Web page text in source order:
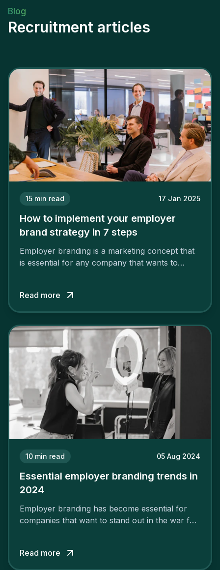
Blog
Recruitment articles
15 min read 17 Jan 2025
How to implement your employer
brand strategy in 7 steps
Employer branding is a marketing concept that
is essential for any company that wants to
solid and positive employer brand are clear, you
cannot simply wave a magic wand for it to be
Read more
10 min read 05 Aug 2024
Essential employer branding trends in
2024
Employer branding has become essential for
companies that want to stand out in the war for
attract the best profiles.
Read more